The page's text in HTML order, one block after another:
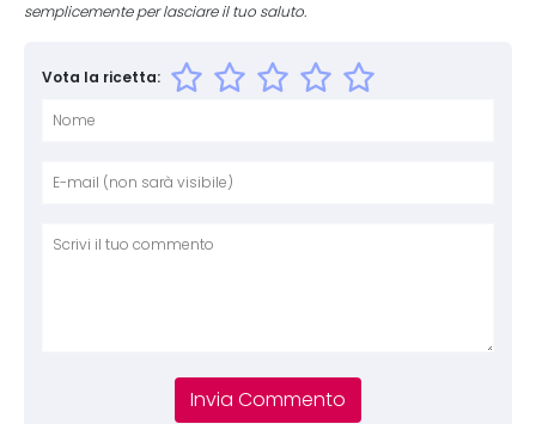
semplicemente per lasciare il tuo saluto.
Vota la ricetta: